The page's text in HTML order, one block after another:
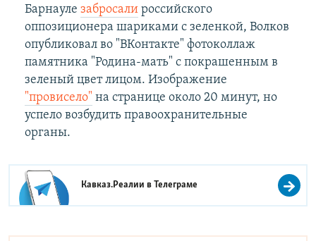
Барнауле забросалироссийского
оппозиционера шариками с зеленкой, Волков
опубликовал во "ВКонтакте" фотоколлаж
памятника "Родина-мать" с покрашенным в
зеленый цвет лицом. Изображение
"провисело" на странице около 20 минут, но
успело возбудить правоохранительные
органы.
Кавказ.Реалии вТелеграме